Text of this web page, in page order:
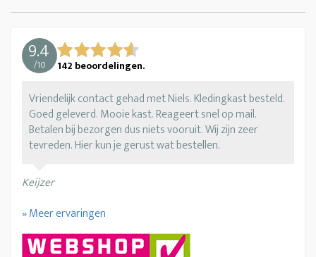
9.4
/10 142 beoordelingen.
Vriendelijk contact gehad met Niels. Kledingkast besteld.
Goed geleverd. Mooie kast. Reageert snel op mail.
Betalen bij bezorgen dus niets vooruit. Wij zijn zeer
tevreden. Hier kun je gerust wat bestellen.
Keijzer
» Meer ervaringen